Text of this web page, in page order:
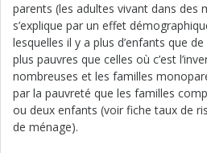
parents (les adultes vivant dans des
s’explique par un effet
lesquelles il y a plus d’enfants que
plus pauvres que celles où c’est
nombreuses et les familles
par la pauvreté que les familles
ou deux enfants (voir fiche taux de
de ménage).